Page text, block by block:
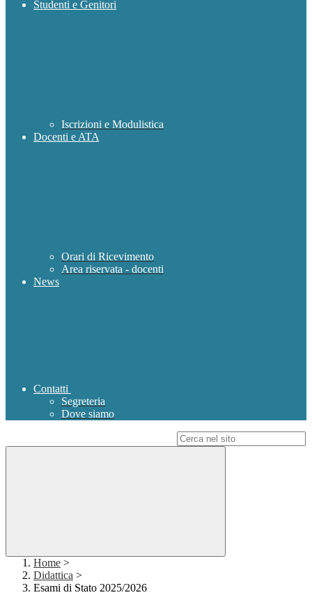
Studenti e Genitori
Iscrizioni e Modulistica
Docenti e ATA
Orari di Ricevimento
Area riservata - docenti
News
Contatti
Segreteria
Dove siamo
Home >
Didattica >
Esami di Stato 2025/2026